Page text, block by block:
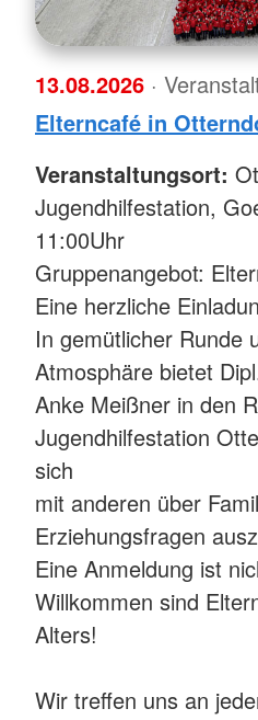
13.08.2026 ·
Elterncafé in
Veranstaltungsort:
Jugendhilfestation,
11:00Uhr
Gruppenangebot:
Eine herzliche
In gemütlicher Runde
Atmosphäre bietet
Anke Meißner in den
Jugendhilfestation
sich
mit anderen über
Erziehungsfragen
Eine Anmeldung ist
Willkommen sind
Alters!
Wir treffen uns an